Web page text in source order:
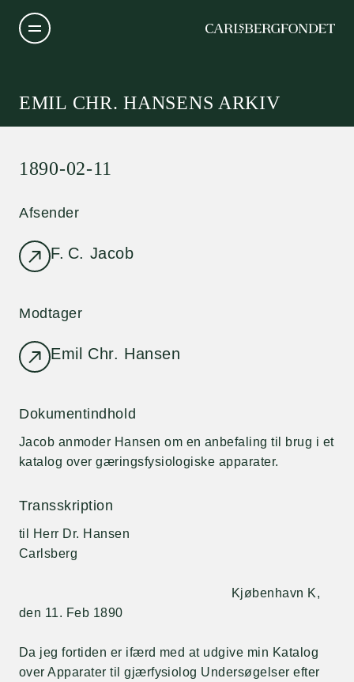
EMIL CHR. HANSENS ARKIV
1890-02-11
Afsender
F. C. Jacob
Modtager
Emil Chr. Hansen
Dokumentindhold
Jacob anmoder Hansen om en anbefaling til brug i et
katalog over gæringsfysiologiske apparater.
Transskription
til Herr Dr. Hansen
Carlsberg
Kjøbenhavn K,
den 11. Feb 1890
Da jeg fortiden er ifærd med at udgive min Katalog
over Apparater til gjærfysiolog Undersøgelser efter